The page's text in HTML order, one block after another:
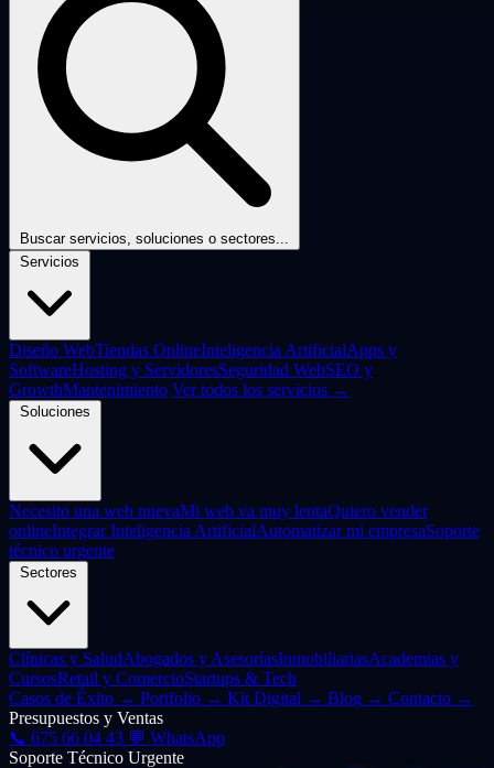
Buscar servicios, soluciones o sectores...
Servicios
Diseño WebTiendas OnlineInteligencia ArtificialApps y
SoftwareHosting y ServidoresSeguridad WebSEO y
GrowthMantenimiento Ver todos los servicios →
Soluciones
Necesito una web nuevaMi web va muy lentaQuiero vender
onlineIntegrar Inteligencia ArtificialAutomatizar mi empresaSoporte
técnico urgente
Sectores
Clínicas y SaludAbogados y AsesoríasInmobiliariasAcademias y
CursosRetail y ComercioStartups & Tech
Casos de Éxito → Portfolio → Kit Digital → Blog → Contacto →
Presupuestos y Ventas
📞 675 66 04 43 💬 WhatsApp
Soporte Técnico Urgente